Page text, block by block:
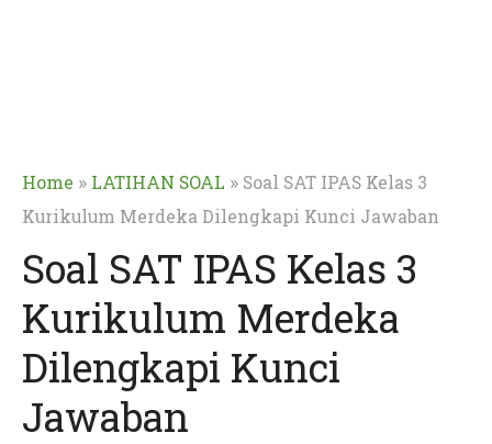
Home » LATIHAN SOAL » Soal SAT IPAS Kelas 3
Kurikulum Merdeka Dilengkapi Kunci Jawaban
Soal SAT IPAS Kelas 3
Kurikulum Merdeka
Dilengkapi Kunci
Jawaban